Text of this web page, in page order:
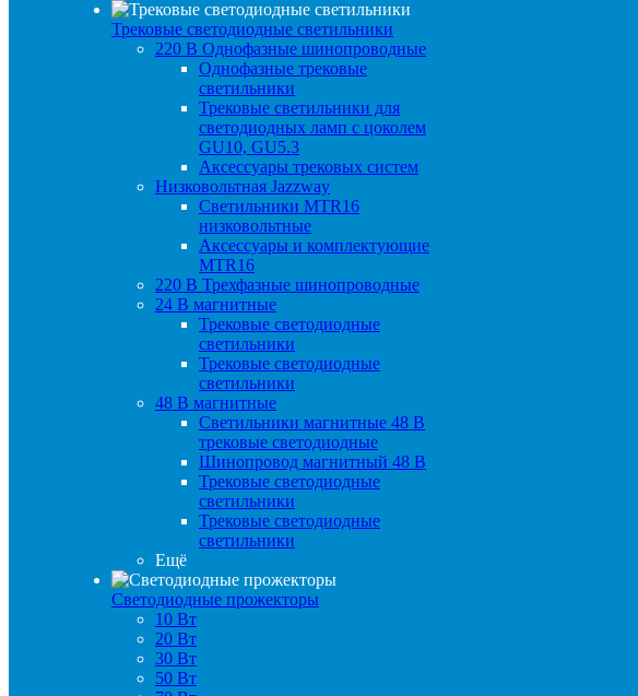
Трековые светодиодные светильники
220 B Однофазные шинопроводные
Однофазные трековые
светильники
Трековые светильники для
светодиодных ламп с цоколем
GU10, GU5.3
Аксессуары трековых систем
Низковольтная Jazzway
Светильники MTR16
низковольтные
Аксессуары и комплектующие
MTR16
220 B Трехфазные шинопроводные
24 B магнитные
Трековые светодиодные
светильники
Трековые светодиодные
светильники
48 B магнитные
Светильники магнитные 48 В
трековые светодиодные
Шинопровод магнитный 48 В
Трековые светодиодные
светильники
Трековые светодиодные
светильники
Ещё
Светодиодные прожекторы
10 Вт
20 Вт
30 Вт
50 Вт